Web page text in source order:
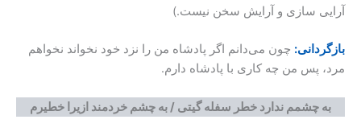
آرایی سازی و آرایش سخن نیست.)
بازگردانی: چون می‌دانم اگر پادشاه من را نزد خود نخواند نخواهم
مرد، پس من چه کاری با پادشاه دارم.
به چشمم ندارد خطر سفله گیتی / به چشم خردمند ازیرا خطیرم